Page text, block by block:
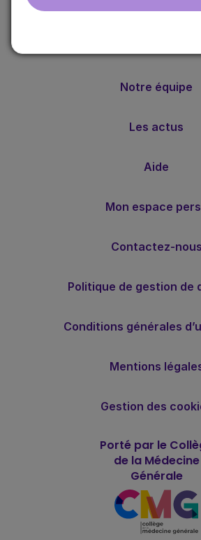
Notre équipe
Les actus
Aide
Mon espace
Contactez-nous
Politique de gestion de
Conditions générales
Mentions
Gestion des
Porté par le
de la Médecine
Générale